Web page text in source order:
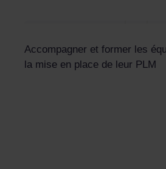
Accompagner et former les
la mise en place de leur PLM